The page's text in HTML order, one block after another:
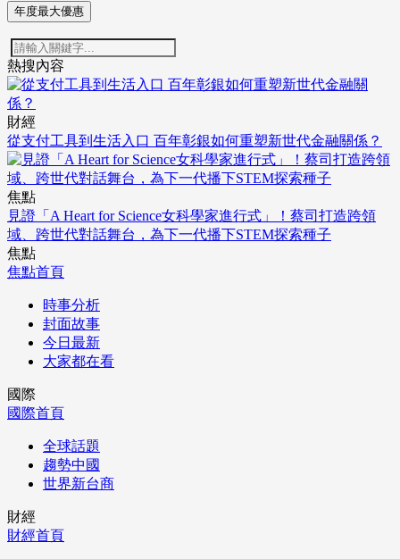
年度最大優惠
熱搜內容
財經
從支付工具到生活入口 百年彰銀如何重塑新世代金融關係？
焦點
見證「A Heart for Science女科學家進行式」！蔡司打造跨領
域、跨世代對話舞台，為下一代播下STEM探索種子
焦點
焦點首頁
時事分析
封面故事
今日最新
大家都在看
國際
國際首頁
全球話題
趨勢中國
世界新台商
財經
財經首頁